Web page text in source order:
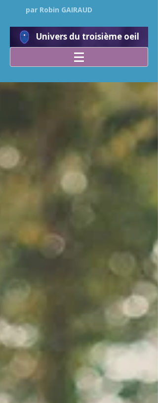
par Robin GAIRAUD
Univers du troisième oeil